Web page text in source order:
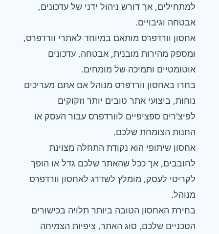
למתחילים, אך דורש ניהול ידני של עדכונים,
אבטחה וגיבויים.
אחסון וורדפרס מותאם במיוחד לאתרי וורדפרס,
ומספק מהירות מובנית, אבטחה, עדכונים
אוטומטיים ותמיכה של מומחים.
בחרו באחסון וורדפרס מנוהל אם אתם מעריכים
נוחות, ביצועי אתר טובים יותר וזקוקים
לפיצ'רים ספציפיים לוורדפרס עבור העסק או
החנות הצומחת שלכם.
אחסון שיתופי הוא נקודת התחלה מצוינת
לחובבים, אך ככל שהאתר שלכם גדל או הופך
לקריטי לעסק, מומלץ לשדרג לאחסון וורדפרס
מנוהל.
בחירת האחסון הטובה ביותר תלויה בכישורים
הטכניים שלכם, סוג האתר, ציפיות הצמיחה